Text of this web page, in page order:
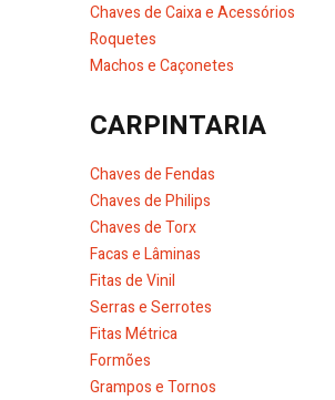
Chaves de Caixa e Acessórios
Roquetes
Machos e Caçonetes
CARPINTARIA
Chaves de Fendas
Chaves de Philips
Chaves de Torx
Facas e Lâminas
Fitas de Vinil
Serras e Serrotes
Fitas Métrica
Formões
Grampos e Tornos